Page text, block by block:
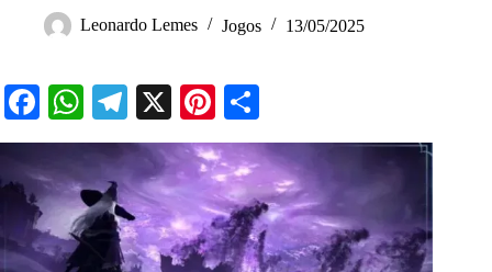
Leonardo Lemes Jogos 13/05/2025
Fa
ce
bo
ok
W
ha
ts
A
pp
Te
le
gr
a
m
X
Pi
nt
er
es
t
ha
re